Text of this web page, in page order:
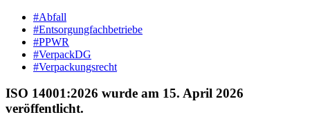
#Abfall
#Entsorgungfachbetriebe
#PPWR
#VerpackDG
#Verpackungsrecht
ISO 14001:2026 wurde am 15. April 2026
veröffentlicht.